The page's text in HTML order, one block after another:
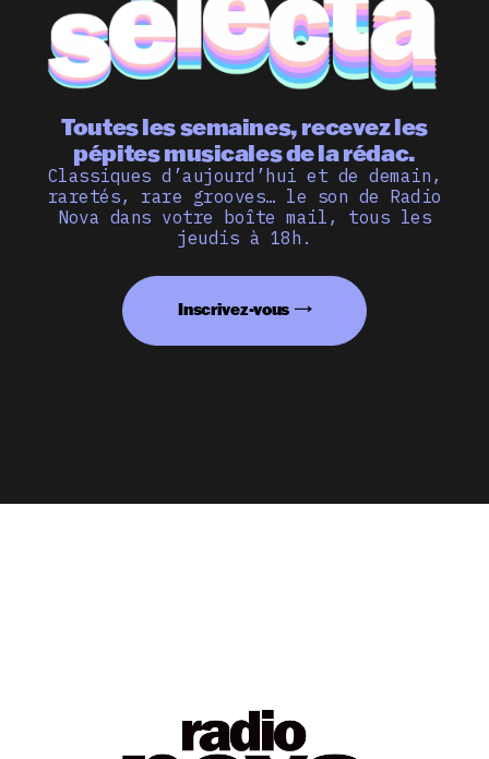
Toutes les semaines, recevez les
pépites musicales de la rédac.
Classiques d’aujourd’hui et de demain,
raretés, rare grooves… le son de Radio
Nova dans votre boîte mail, tous les
jeudis à 18h.
Inscrivez-vous